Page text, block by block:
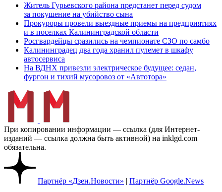
Житель Гурьевского района предстанет перед судом
за покушение на убийство сына
Прокуроры провели выездные приемы на предприятиях
и в поселках Калининградской области
Росгвардейцы сразились на чемпионате СЗО по самбо
Калининградец два года хранил пулемет в шкафу
автосервиса
На ВДНХ привезли электрическое будущее: седан,
фургон и тихий мусоровоз от «Автотора»
При копировании информации — ссылка (для Интернет-
изданий — ссылка должна быть активной) на inklgd.com
обязательна.
Партнёр «Дзен.Новости» | Партнёр Google.News